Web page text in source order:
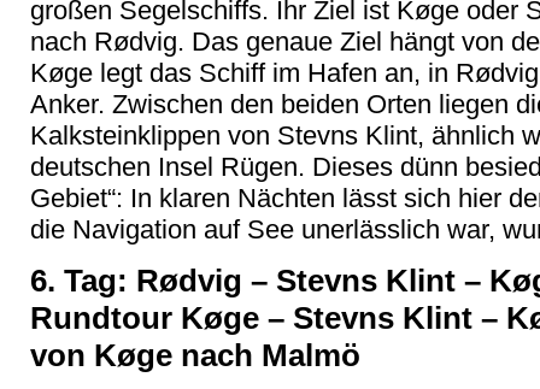
großen Segelschiffs. Ihr Ziel ist Køge oder
nach Rødvig. Das genaue Ziel hängt von
Køge legt das Schiff im Hafen an, in
Anker. Zwischen den beiden Orten liegen
Kalksteinklippen von Stevns Klint, ähnlich
deutschen Insel Rügen. Dieses dünn
Gebiet“: In klaren Nächten lässt sich hier
die Navigation auf See unerlässlich war,
6. Tag: Rødvig – Stevns Klint –
Rundtour Køge – Stevns Klint –
von Køge nach Malmö